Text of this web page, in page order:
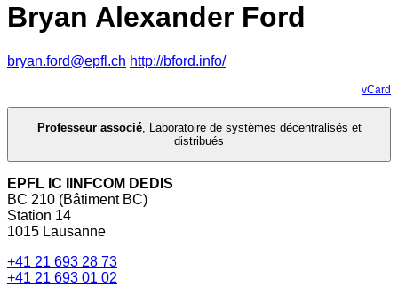
Bryan Alexander Ford
bryan.ford@epfl.ch http://bford.info/
vCard
Professeur associé, Laboratoire de systèmes décentralisés et
distribués
EPFL IC IINFCOM DEDIS
BC 210 (Bâtiment BC)
Station 14
1015 Lausanne
+41 21 693 28 73
+41 21 693 01 02